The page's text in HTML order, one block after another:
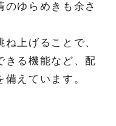
のゆらめきも余さ
上げることで、
きる機能など、配
えています。